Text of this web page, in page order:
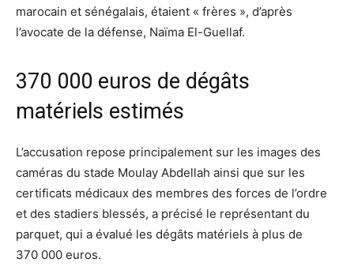
marocain et sénégalais, étaient « frères », d’après
l’avocate de la défense, Naïma El-Guellaf.
370 000 euros de dégâts
matériels estimés
L’accusation repose principalement sur les images des
caméras du stade Moulay Abdellah ainsi que sur les
certificats médicaux des membres des forces de l’ordre
et des stadiers blessés, a précisé le représentant du
parquet, qui a évalué les dégâts matériels à plus de
370 000 euros.